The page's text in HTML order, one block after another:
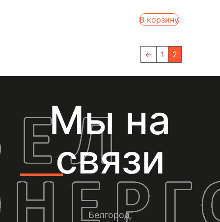
В корзину
← 1 2
Мы на
связи
Белгород,